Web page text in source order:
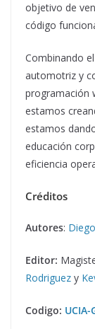
objetivo de
código
Combinando
automotriz y
programación
estamos
estamos
educación
eficiencia
Créditos
Autores:
Editor:
Rodriguez y
Codigo: UCIA-